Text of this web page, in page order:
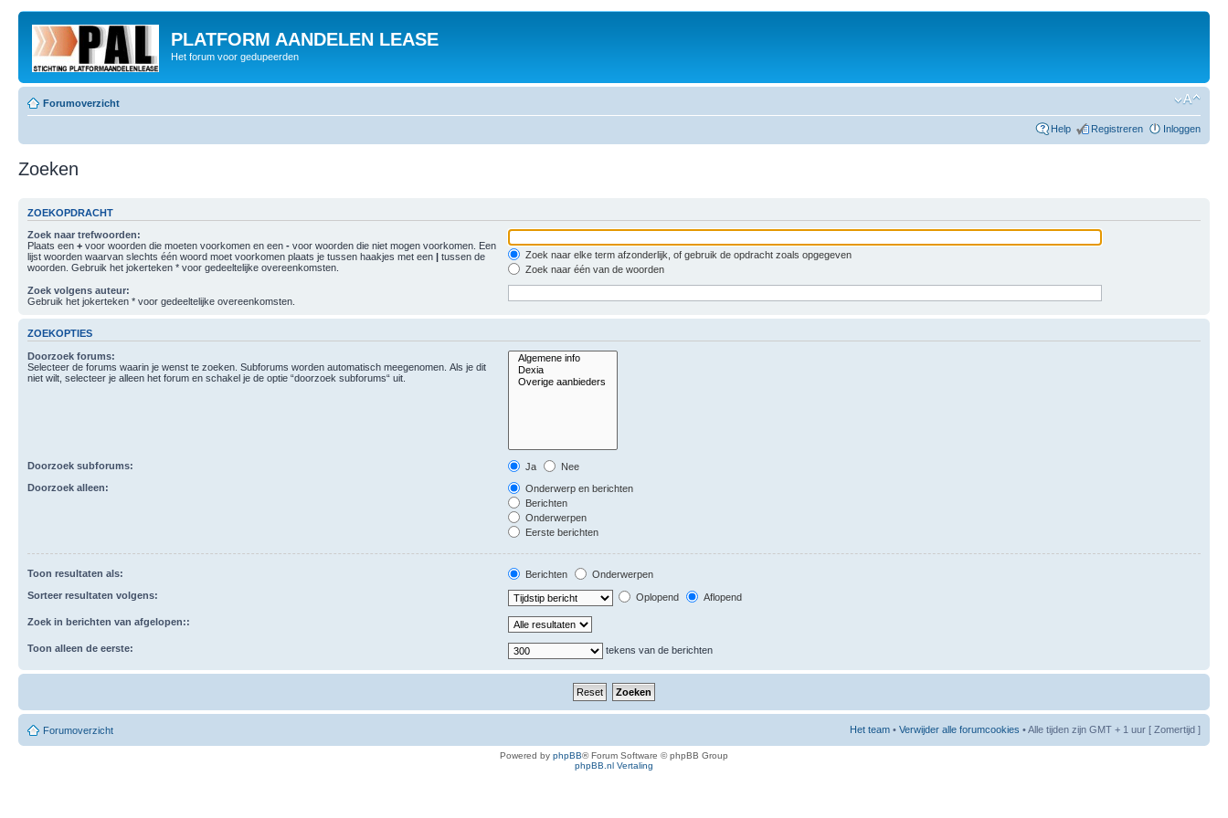
PLATFORM AANDELEN LEASE
Het forum voor gedupeerden
Forumoverzicht
Help Registreren Inloggen
Zoeken
ZOEKOPDRACHT
Zoek naar trefwoorden:
Plaats een + voor woorden die moeten voorkomen en een - voor woorden die niet mogen voorkomen. Een
lijst woorden waarvan slechts één woord moet voorkomen plaats je tussen haakjes met een | tussen de
woorden. Gebruik het jokerteken * voor gedeeltelijke overeenkomsten.
Zoek naar elke term afzonderlijk, of gebruik de opdracht zoals opgegeven
Zoek naar één van de woorden
Zoek volgens auteur:
Gebruik het jokerteken * voor gedeeltelijke overeenkomsten.
ZOEKOPTIES
Doorzoek forums:
Selecteer de forums waarin je wenst te zoeken. Subforums worden automatisch meegenomen. Als je dit
niet wilt, selecteer je alleen het forum en schakel je de optie “doorzoek subforums“ uit.
Doorzoek subforums: Ja
Nee
Doorzoek alleen:
Onderwerp en berichten
Berichten
Onderwerpen
Eerste berichten
Toon resultaten als: Berichten
Onderwerpen
Sorteer resultaten volgens:
Oplopend Aflopend
Zoek in berichten van afgelopen::
Toon alleen de eerste: tekens van de berichten
Forumoverzicht Het team • Verwijder alle forumcookies • Alle tijden zijn GMT + 1 uur [ Zomertijd ]
Powered by phpBB® Forum Software © phpBB Group
phpBB.nl Vertaling